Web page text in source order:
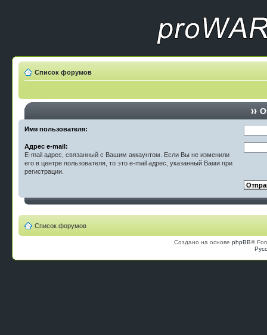
Список форумов
Имя пользователя:
Адрес e-mail:
E-mail адрес, связанный с Вашим аккаунтом. Если Вы не изменили
его в центре пользователя, то это e-mail адрес, указанный Вами при
регистрации.
Список форумов
Создано на основе phpBB®